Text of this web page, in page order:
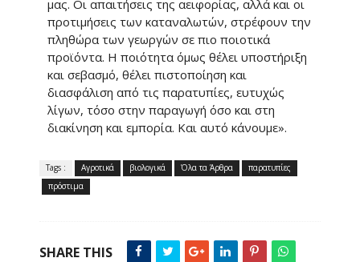
μας. Οι απαιτήσεις της αειφορίας, αλλά και οι
προτιμήσεις των καταναλωτών, στρέφουν την
πληθώρα των γεωργών σε πιο ποιοτικά
προϊόντα. Η ποιότητα όμως θέλει υποστήριξη
και σεβασμό, θέλει πιστοποίηση και
διασφάλιση από τις παρατυπίες, ευτυχώς
λίγων, τόσο στην παραγωγή όσο και στη
διακίνηση και εμπορία. Kαι αυτό κάνουμε».
Tags : Αγροτικά βιολογικά Όλα τα Άρθρα
παρατυπίες
πρόστιμα
SHARE THIS